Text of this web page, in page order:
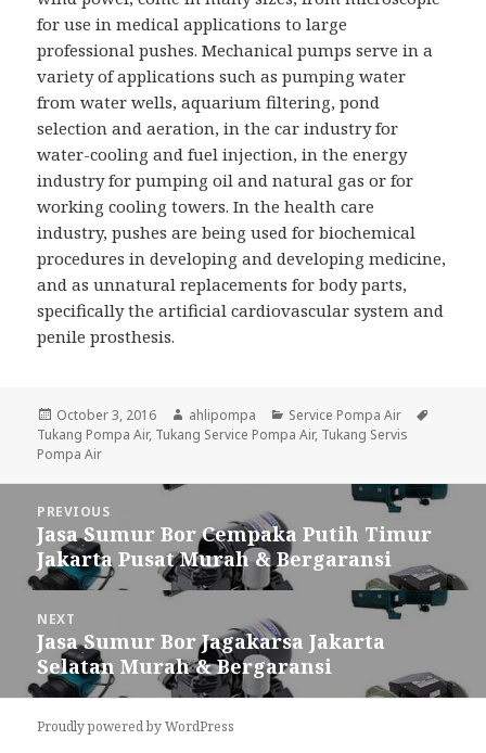
for use in medical applications to large
professional pushes. Mechanical pumps serve in a
variety of applications such as pumping water
from water wells, aquarium filtering, pond
selection and aeration, in the car industry for
water-cooling and fuel injection, in the energy
industry for pumping oil and natural gas or for
working cooling towers. In the health care
industry, pushes are being used for biochemical
procedures in developing and developing medicine,
and as unnatural replacements for body parts,
specifically the artificial cardiovascular system and
penile prosthesis.
Posted
on
October 3, 2016 Author
ahlipompa Categories
Service Pompa Air
Tukang Pompa Air, Tukang Service Pompa Air, Tukang Servis
Pompa Air
navigation
PREVIOUS
Previous
post:
Jasa Sumur Bor Cempaka Putih Timur
Jakarta Pusat Murah & Bergaransi
NEXT
Next
post:
Jasa Sumur Bor Jagakarsa Jakarta
Selatan Murah & Bergaransi
Proudly powered by WordPress